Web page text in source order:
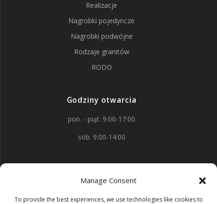
Manage Consent
To provide the best experiences, we use technologies like cookies to
Realizacje
Nagrobki pojedyncze
Nagrobki podwójne
Rodzaje granitów
RODO
Godziny otwarcia
pon. - piąt. 9:00-17:00
sob. 9:00-14:00
aleja Wojska Polskiego 88